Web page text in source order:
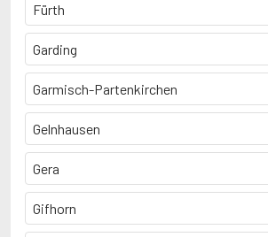
Fürth
Garding
Garmisch-Partenkirchen
Gelnhausen
Gera
Gifhorn